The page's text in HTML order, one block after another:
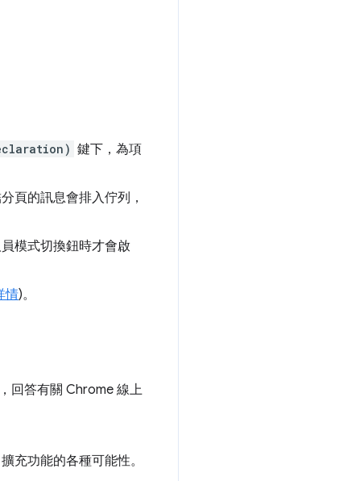
鍵下，為項
頁的訊息會排入佇列，
模式切換鈕時才會啟
情)。
回答有關 Chrome 線上
充功能的各種可能性。